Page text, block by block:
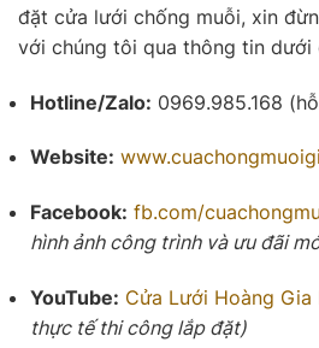
đặt cửa lưới chống muỗi, xin
với chúng tôi qua thông tin dưới
Hotline/Zalo: 0969.985.168
Website:
Facebook: fb.com/
hình ảnh công trình và ưu đãi
YouTube: Cửa Lưới Hoàng Gia
thực tế thi công lắp đặt)